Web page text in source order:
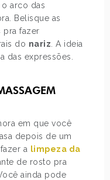
o arco das
Belisque as
pra fazer
do nariz . A ideia
das expressões.
em que você
depois de um
a limpeza da
de rosto pra
ainda pode